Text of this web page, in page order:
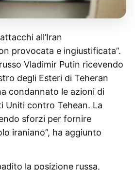
all’Iran
provocata e ingiustificata”.
Vladimir Putin ricevendo
degli Esteri di Teheran
condannato le azioni di
Uniti contro Tehean. La
sforzi per fornire
iraniano”, ha aggiunto
la posizione russa,